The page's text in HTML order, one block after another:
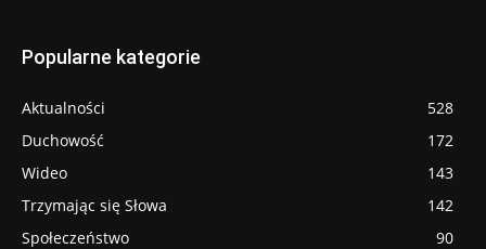
Popularne kategorie
Aktualności
528
Duchowość
172
Wideo
143
Trzymając się Słowa
142
Społeczeństwo
90